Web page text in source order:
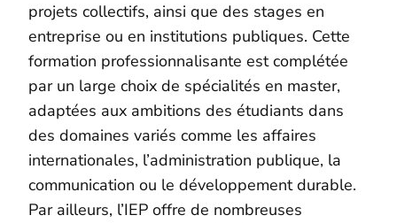
projets collectifs, ainsi que des stages en
entreprise ou en institutions publiques. Cette
formation professionnalisante est complétée
par un large choix de spécialités en master,
adaptées aux ambitions des étudiants dans
des domaines variés comme les affaires
internationales, l’administration publique, la
communication ou le développement durable.
Par ailleurs, l’IEP offre de nombreuses